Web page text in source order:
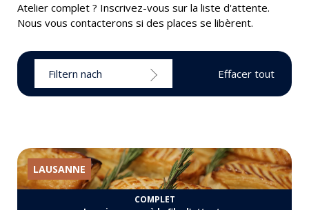
Atelier complet ? Inscrivez-vous sur la liste d'attente.
Nous vous contacterons si des places se libèrent.
Filtern nach Effacer tout
LAUSANNE
COMPLET